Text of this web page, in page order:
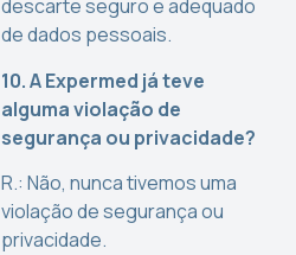
descarte seguro e adequado
de dados pessoais.
10. A Expermed já teve
alguma violação de
segurança ou privacidade?
R.: Não, nunca tivemos uma
violação de segurança ou
privacidade.